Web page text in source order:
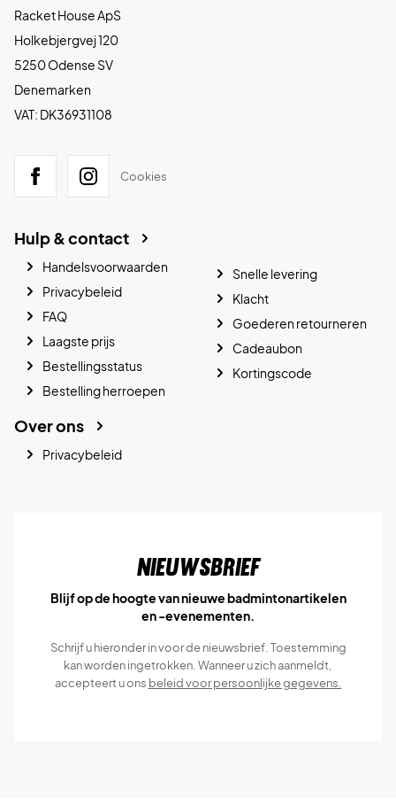
Racket House ApS
Holkebjergvej 120
5250 Odense SV
Denemarken
VAT: DK36931108
Cookies
Hulp & contact
Handelsvoorwaarden
Privacybeleid
FAQ
Laagste prijs
Bestellingsstatus
Bestelling herroepen
Snelle levering
Klacht
Goederen retourneren
Cadeaubon
Kortingscode
Over ons
Privacybeleid
Nieuwsbrief
Blijf op de hoogte van nieuwe badmintonartikelen
en -evenementen.
Schrijf u hieronder in voor de nieuwsbrief. Toestemming
kan worden ingetrokken. Wanneer u zich aanmeldt,
accepteert u ons beleid voor persoonlijke gegevens.